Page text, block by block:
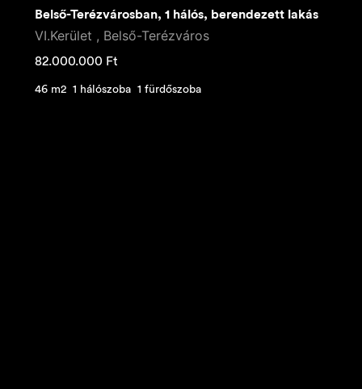
Belső-Terézvárosban, 1 hálós, berendezett lakás
VI.Kerület , Belső-Terézváros
82.000.000 Ft
46 m2 1 hálószoba 1 fürdőszoba